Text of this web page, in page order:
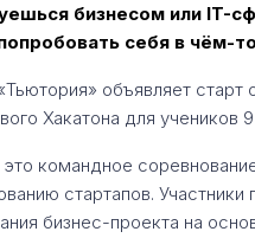
бизнесом или IT-
себя в чём-
объявляет старт
Хакатона для учеников
это командное
стартапов. Участники
бизнес-проекта на